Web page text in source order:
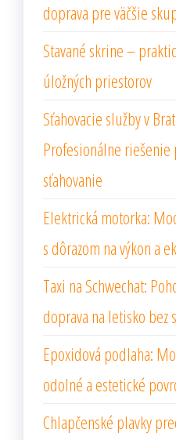
doprava pre väčšie
Stavané skrine –
úložných priestorov
Sťahovacie služby v
Profesionálne riešenie
sťahovanie
Elektrická motorka:
s dôrazom na výkon a
Taxi na Schwechat:
doprava na letisko bez
Epoxidová podlaha:
odolné a estetické
Chlapčenské plavky